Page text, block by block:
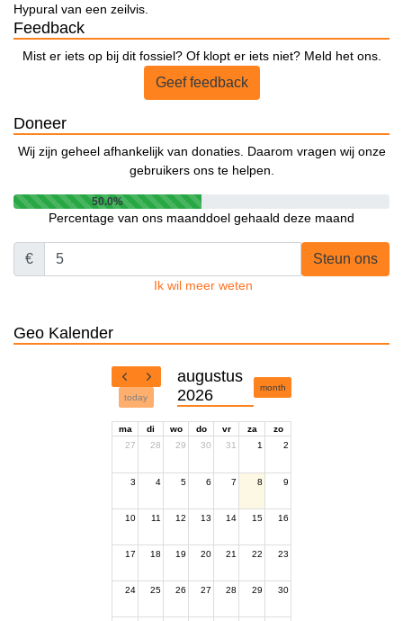
Hypural van een zeilvis.
Feedback
Mist er iets op bij dit fossiel? Of klopt er iets niet? Meld het ons.
Geef feedback
Doneer
Wij zijn geheel afhankelijk van donaties. Daarom vragen wij onze
gebruikers ons te helpen.
50.0%
Percentage van ons maanddoel gehaald deze maand
€ Steun ons
Ik wil meer weten
Geo Kalender
today
augustus
2026
month
ma di wo do vr za
zo
27
28 29 30 31 1 2
3 4 5 6 7 8 9
10 11 12 13 14 15 16
17 18 19 20 21 22 23
24 25 26 27 28 29 30